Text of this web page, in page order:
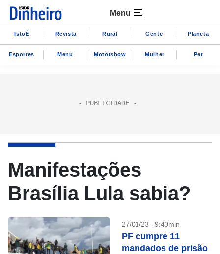
Menu
IstoÉ Revista Rural Gente Planeta
Esportes Menu Motorshow Mulher Pet
Manifestações
Brasília Lula sabia?
27/01/23 - 9:40min
PF cumpre 11
mandados de prisão